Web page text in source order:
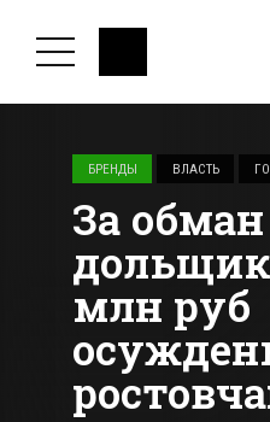
БРЕНДЫ ВЛАСТЬ
За обман
млн руб